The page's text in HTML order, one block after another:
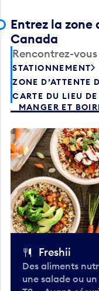
Entrez la zone
Canada
Rencontrez-
STATIONNEMENT
ZONE D’ATTENTE
CARTE DU LIEU
MANGER ET
Freshii
Des aliments
une salade ou